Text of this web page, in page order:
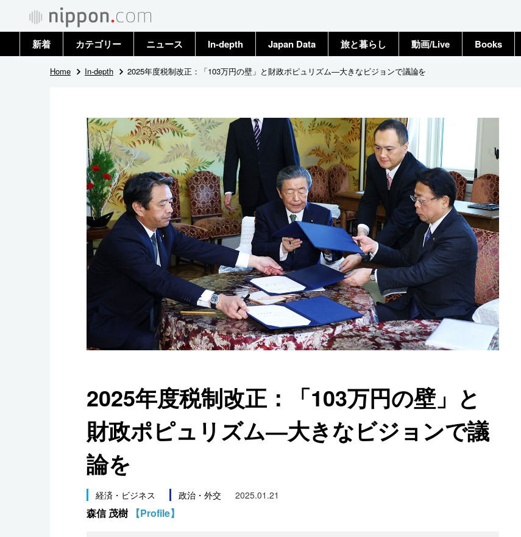
新着 カテゴリー
政治・外交
国際
社会
文化
科学・技術
暮らし
スポーツ・東京2020
ニュース
トップ
In-depth Japan Data 旅と暮らし 動画/Live Books
Home In-depth 2025年度税制改正：「103万円の壁」と財政ポピュリズム―大きなビジョンで議論を
2025年度税制改正：「103万円の壁」と
財政ポピュリズム―大きなビジョンで議
論を
経済・ビジネス 政治・外交 2025.01.21
森信 茂樹 【Profile】